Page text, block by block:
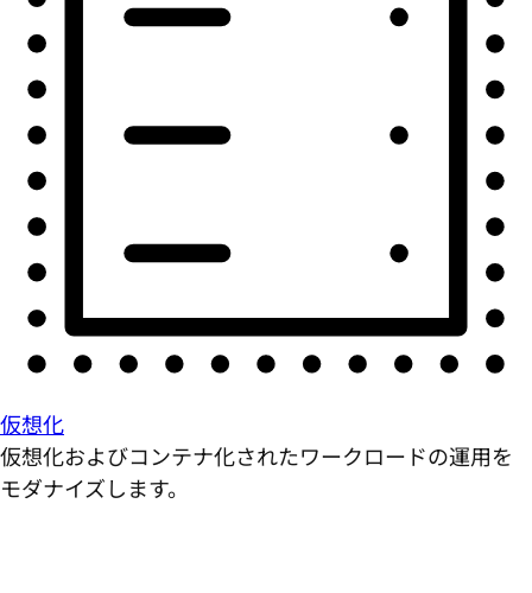
仮想化
仮想化およびコンテナ化されたワークロードの運用を
モダナイズします。